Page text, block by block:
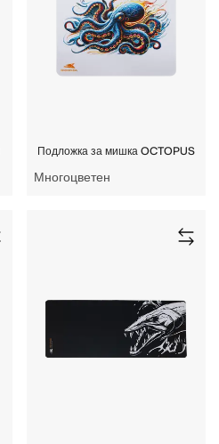
Подложка за мишка OCTOPUS
Многоцветен